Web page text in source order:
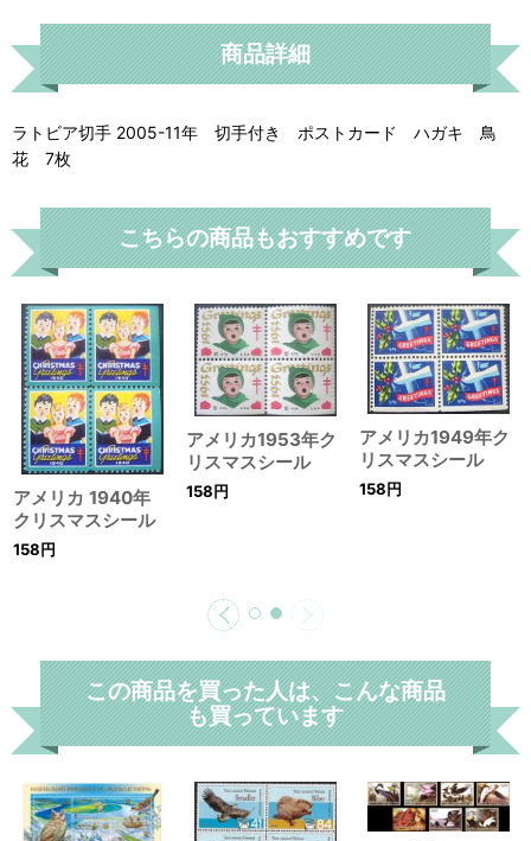
商品詳細
ラトビア切手 2005-11年 切手付き ポストカード ハガキ 鳥
花 7枚
こちらの商品もおすすめです
アメリカ 1940年
クリスマスシール
158円
アメリカ1953年ク
リスマスシール
158円
アメリカ1949年ク
リスマスシール
158円
この商品を買った人は、こんな商品
も買っています